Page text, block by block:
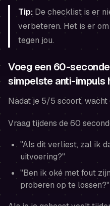
Tip: De checklist is er
verbeteren. Het is er
tegen jou.
Voeg een 60-
simpelste anti-impuls
Nadat je 5/5 scoort, wacht
Vraag tijdens de 60
"Als dit verliest, zal ik
uitvoering?"
"Ben ik oké met fout
proberen op te lossen?"